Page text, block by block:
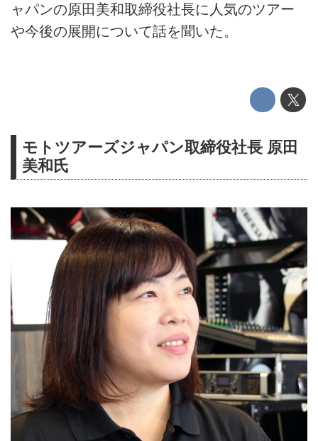
ャパンの原田美和取締役社長に人気のツアー
や今後の展開について話を聞いた。
モトツアーズジャパン取締役社長 原田
美和氏